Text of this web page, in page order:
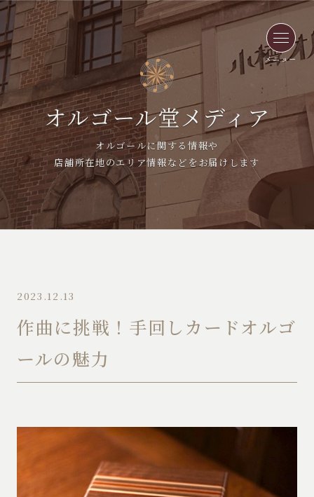
メニュー
オルゴール堂メディア
オルゴールに関する情報や
店舗所在地のエリア情報などをお届けします
2023.12.13
作曲に挑戦！手回しカードオルゴ
ールの魅力